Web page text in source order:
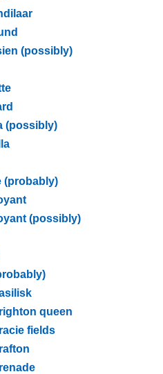
(possibly)
(possibly)
(probably)
(possibly)
queen
fields